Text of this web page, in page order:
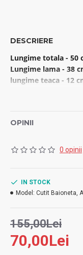
DESCRIERE
Lungime totala - 50
Lungime lama - 38
lungime teaca - 12
Material lama: Otel
Lama inscriptionata
Lama si manerul
OPINII
0 opinii
155,00Lei
70,00Lei
IN STOCK
Model: Cutit Baioneta,